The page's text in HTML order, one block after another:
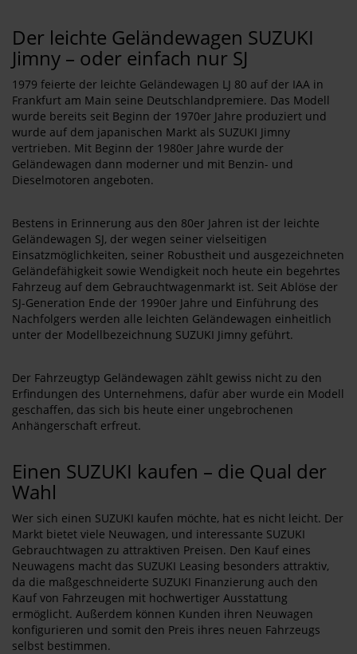
Der leichte Geländewagen SUZUKI
Jimny – oder einfach nur SJ
1979 feierte der leichte Geländewagen LJ 80 auf der IAA in
Frankfurt am Main seine Deutschlandpremiere. Das Modell
wurde bereits seit Beginn der 1970er Jahre produziert und
wurde auf dem japanischen Markt als SUZUKI Jimny
vertrieben. Mit Beginn der 1980er Jahre wurde der
Geländewagen dann moderner und mit Benzin- und
Dieselmotoren angeboten.
Bestens in Erinnerung aus den 80er Jahren ist der leichte
Geländewagen SJ, der wegen seiner vielseitigen
Einsatzmöglichkeiten, seiner Robustheit und ausgezeichneten
Geländefähigkeit sowie Wendigkeit noch heute ein begehrtes
Fahrzeug auf dem Gebrauchtwagenmarkt ist. Seit Ablöse der
SJ-Generation Ende der 1990er Jahre und Einführung des
Nachfolgers werden alle leichten Geländewagen einheitlich
unter der Modellbezeichnung SUZUKI Jimny geführt.
Der Fahrzeugtyp Geländewagen zählt gewiss nicht zu den
Erfindungen des Unternehmens, dafür aber wurde ein Modell
geschaffen, das sich bis heute einer ungebrochenen
Anhängerschaft erfreut.
Einen SUZUKI kaufen – die Qual der
Wahl
Wer sich einen SUZUKI kaufen möchte, hat es nicht leicht. Der
Markt bietet viele Neuwagen, und interessante SUZUKI
Gebrauchtwagen zu attraktiven Preisen. Den Kauf eines
Neuwagens macht das SUZUKI Leasing besonders attraktiv,
da die maßgeschneiderte SUZUKI Finanzierung auch den
Kauf von Fahrzeugen mit hochwertiger Ausstattung
ermöglicht. Außerdem können Kunden ihren Neuwagen
konfigurieren und somit den Preis ihres neuen Fahrzeugs
selbst bestimmen.